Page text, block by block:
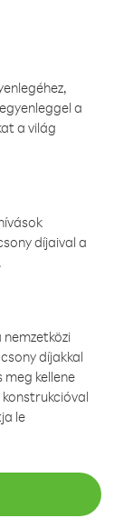
a
a világ
díjaival a
díjakkal
kellene
le